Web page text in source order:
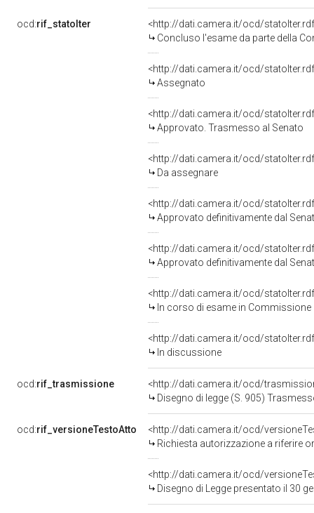
ocd:rif_statoIter
<http://dati.camera.it/ocd/
Concluso l'esame da parte della
<http://dati.camera.it/ocd/
Assegnato
<http://dati.camera.it/ocd/
Approvato. Trasmesso al Senato
<http://dati.camera.it/ocd/
Da assegnare
<http://dati.camera.it/ocd/
Approvato definitivamente dal
<http://dati.camera.it/ocd/
Approvato definitivamente dal
<http://dati.camera.it/ocd/
In corso di esame in Commissione
<http://dati.camera.it/ocd/
In discussione
ocd:rif_trasmissione
<http://dati.camera.it/ocd/
Disegno di legge (S. 905)
ocd:rif_versioneTestoAtto
<http://dati.camera.it/ocd/
Richiesta autorizzazione a riferire
<http://dati.camera.it/ocd/
Disegno di Legge presentato il 30